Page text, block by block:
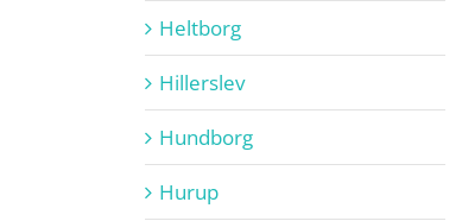
Heltborg
Hillerslev
Hundborg
Hurup